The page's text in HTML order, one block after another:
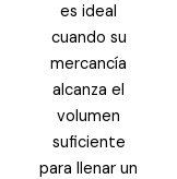
es ideal
cuando su
mercancía
alcanza el
volumen
suficiente
para llenar un